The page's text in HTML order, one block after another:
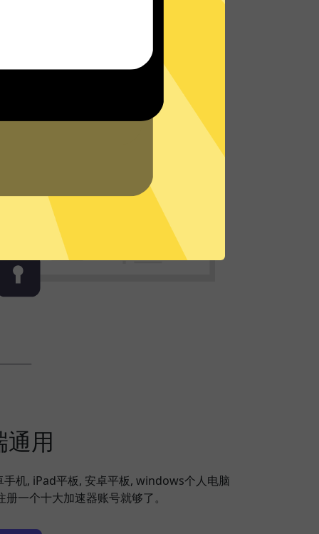
通用
机, iPad平板, 安卓平板, windows个人电脑
一个十大加速器账号就够了。